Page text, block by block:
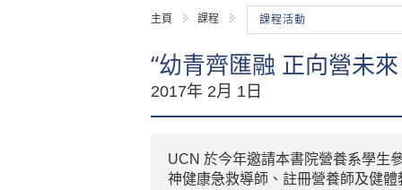
主頁 課程 課程活動
“幼青齊匯融 正向營未
2017年 2月 1日
UCN 於今年邀請本書院營養系學生
神健康急救導師、註冊營養師及健